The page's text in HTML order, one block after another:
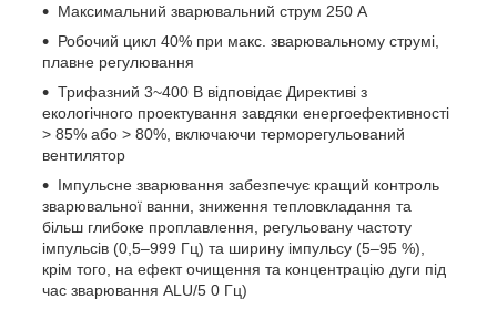
Максимальний зварювальний струм 250 А
Робочий цикл 40% при макс. зварювальному струмі,
плавне регулювання
Трифазний 3~400 В відповідає Директиві з
екологічного проектування завдяки енергоефективності
> 85% або > 80%, включаючи терморегульований
вентилятор
Імпульсне зварювання забезпечує кращий контроль
зварювальної ванни, зниження тепловкладання та
більш глибоке проплавлення, регульовану частоту
імпульсів (0,5–999 Гц) та ширину імпульсу (5–95 %),
крім того, на ефект очищення та концентрацію дуги під
час зварювання ALU/5 0 Гц)